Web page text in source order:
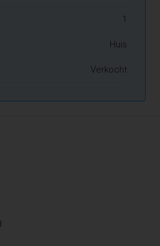
1
Huis
Verkocht